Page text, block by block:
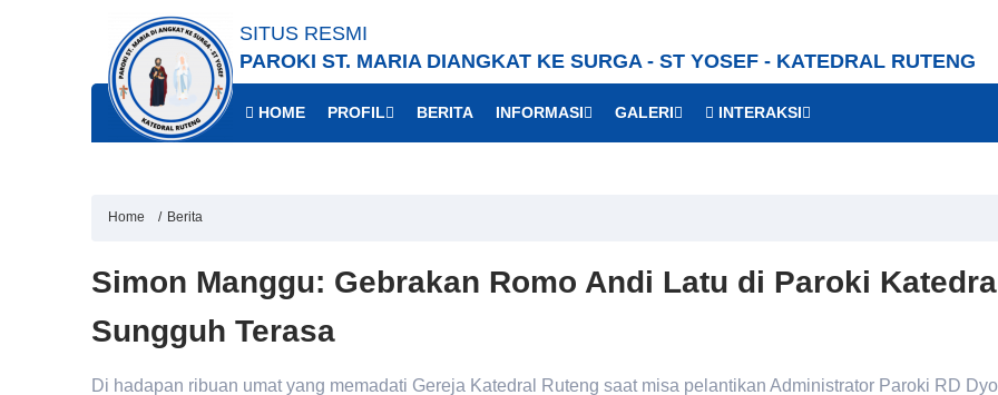
SITUS RESMI
PAROKI ST. MARIA DIANGKAT KE SURGA - ST YOSEF - KATEDRAL RUTENG
HOME PROFIL BERITA INFORMASI GALERI INTERAKSI
Home Berita
Simon Manggu: Gebrakan Romo Andi Latu di Paroki
Sungguh Terasa
Di hadapan ribuan umat yang memadati Gereja Katedral Ruteng saat misa pelantikan Administrator Paroki RD